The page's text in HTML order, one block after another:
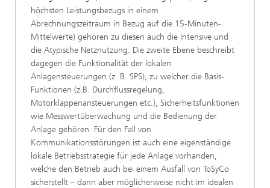
höchsten Leistungsbezugs in einem
Abrechnungszeitraum in Bezug auf die 15-Minuten-
Mittelwerte) gehören zu diesen auch die Intensive und
die Atypische Netznutzung. Die zweite Ebene beschreibt
dagegen die Funktionalität der lokalen
Anlagensteuerungen (z. B. SPS), zu welcher die Basis-
Funktionen (z.B. Durchflussregelung,
Motorklappenansteuerungen etc.), Sicherheitsfunktionen
wie Messwertüberwachung und die Bedienung der
Anlage gehören. Für den Fall von
Kommunikationsstörungen ist auch eine eigenständige
lokale Betriebsstrategie für jede Anlage vorhanden,
welche den Betrieb auch bei einem Ausfall von ToSyCo
sicherstellt – dann aber möglicherweise nicht im idealen